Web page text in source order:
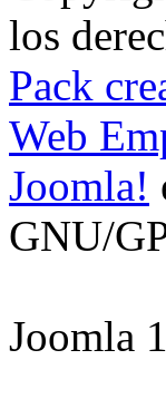
los
Pack
Web
Joomla!
GNU/
Joomla